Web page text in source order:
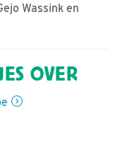
Wassink en
OVER